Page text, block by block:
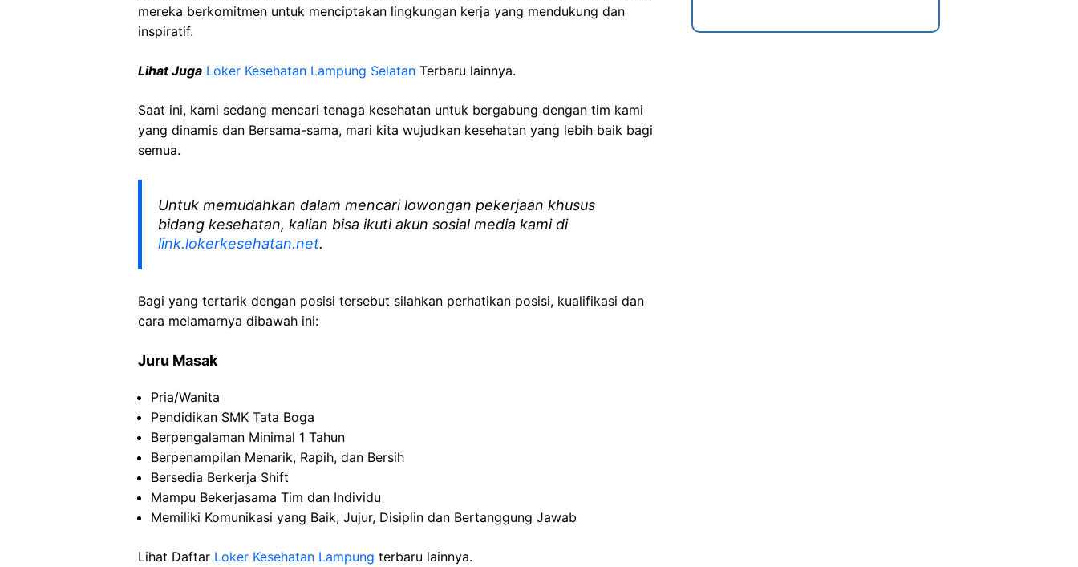
mereka berkomitmen untuk menciptakan lingkungan kerja yang mendukung dan
inspiratif.
Lihat Juga Loker Kesehatan Lampung Selatan Terbaru lainnya.
Saat ini, kami sedang mencari tenaga kesehatan untuk bergabung dengan tim kami
yang dinamis dan Bersama-sama, mari kita wujudkan kesehatan yang lebih baik bagi
semua.
Untuk memudahkan dalam mencari lowongan pekerjaan khusus
bidang kesehatan, kalian bisa ikuti akun sosial media kami di
link.lokerkesehatan.net.
Bagi yang tertarik dengan posisi tersebut silahkan perhatikan posisi, kualifikasi dan
cara melamarnya dibawah ini:
Juru Masak
Pria/Wanita
Pendidikan SMK Tata Boga
Berpengalaman Minimal 1 Tahun
Berpenampilan Menarik, Rapih, dan Bersih
Bersedia Berkerja Shift
Mampu Bekerjasama Tim dan Individu
Memiliki Komunikasi yang Baik, Jujur, Disiplin dan Bertanggung Jawab
Lihat Daftar Loker Kesehatan Lampung terbaru lainnya.